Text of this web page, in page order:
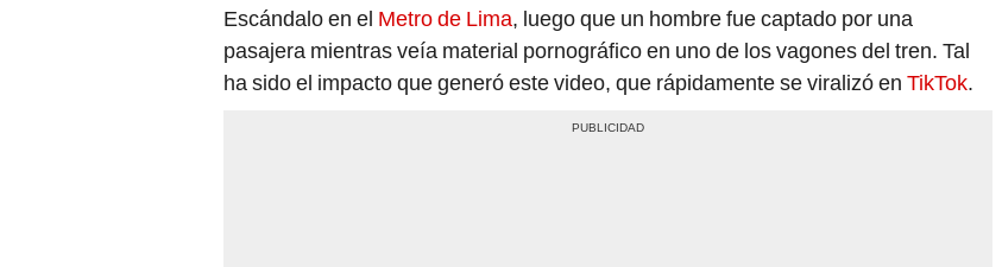
Escándalo en el Metro de Lima, luego que un hombre fue captado por una
pasajera mientras veía material pornográfico en uno de los vagones del tren. Tal
ha sido el impacto que generó este video, que rápidamente se viralizó en TikTok.